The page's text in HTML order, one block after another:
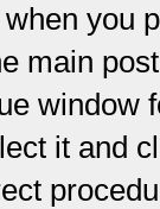
you
main
window
it and